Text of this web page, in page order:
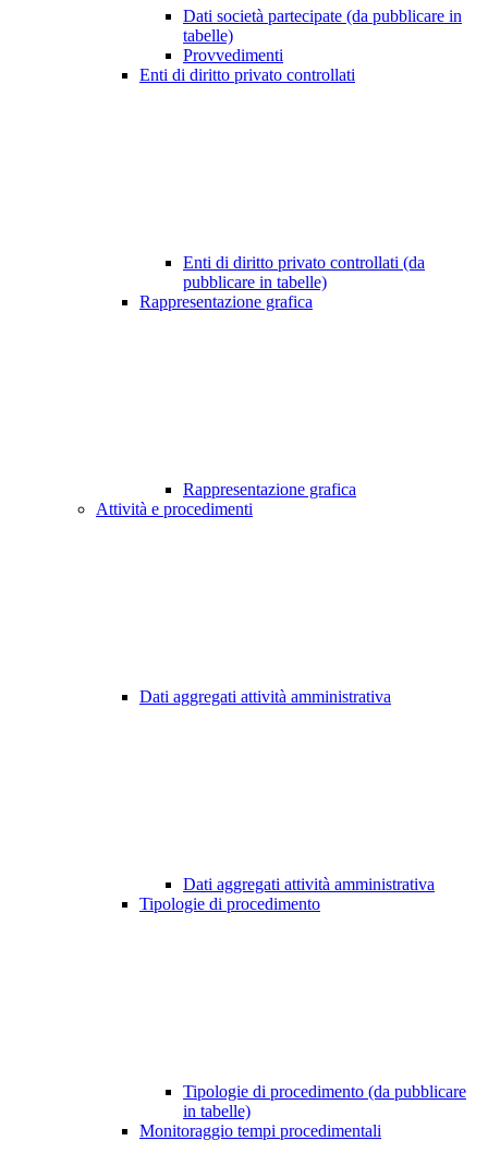
Dati società partecipate (da pubblicare in
tabelle)
Provvedimenti
Enti di diritto privato controllati
Enti di diritto privato controllati (da
pubblicare in tabelle)
Rappresentazione grafica
Rappresentazione grafica
Attività e procedimenti
Dati aggregati attività amministrativa
Dati aggregati attività amministrativa
Tipologie di procedimento
Tipologie di procedimento (da pubblicare
in tabelle)
Monitoraggio tempi procedimentali